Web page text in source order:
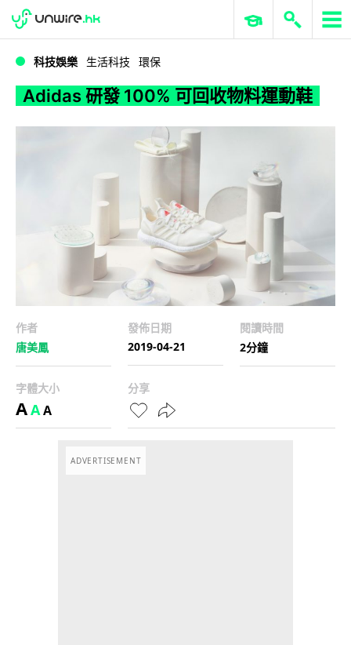
Adidas 研發 100% 可回收物料運動鞋
WWDC 2026 ERP 與商業 AI
科技娛樂 生活科技 環保
Adidas 研發 100% 可回收物料運動鞋
作者
唐美鳳
發佈日期
2019-04-21
閱讀時間
2分鐘
字體大小
AAA
分享
ADVERTISEMENT